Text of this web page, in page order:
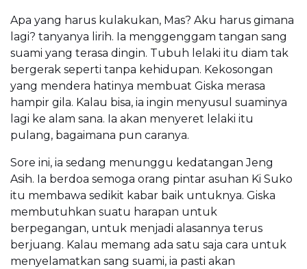
Apa yang harus kulakukan, Mas? Aku harus gimana
lagi? tanyanya lirih. Ia menggenggam tangan sang
suami yang terasa dingin. Tubuh lelaki itu diam tak
bergerak seperti tanpa kehidupan. Kekosongan
yang mendera hatinya membuat Giska merasa
hampir gila. Kalau bisa, ia ingin menyusul suaminya
lagi ke alam sana. Ia akan menyeret lelaki itu
pulang, bagaimana pun caranya.
Sore ini, ia sedang menunggu kedatangan Jeng
Asih. Ia berdoa semoga orang pintar asuhan Ki Suko
itu membawa sedikit kabar baik untuknya. Giska
membutuhkan suatu harapan untuk
berpegangan, untuk menjadi alasannya terus
berjuang. Kalau memang ada satu saja cara untuk
menyelamatkan sang suami, ia pasti akan